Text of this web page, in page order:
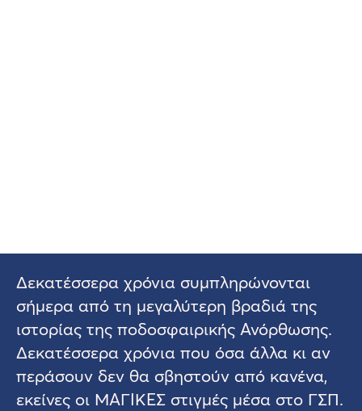
Δεκατέσσερα χρόνια συμπληρώνονται
σήμερα από τη μεγαλύτερη βραδιά της
ιστορίας της ποδοσφαιρικής Ανόρθωσης.
Δεκατέσσερα χρόνια που όσα άλλα κι αν
περάσουν δεν θα σβηστούν από κανένα,
εκείνες οι ΜΑΓΙΚΕΣ στιγμές μέσα στο ΓΣΠ.